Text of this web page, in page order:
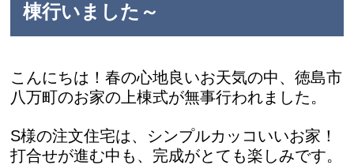
棟行いました～
こんにちは！春の心地良いお天気の中、徳島市
八万町のお家の上棟式が無事行われました。
S様の注文住宅は、シンプルカッコいいお家！
打合せが進む中も、完成がとても楽しみです。